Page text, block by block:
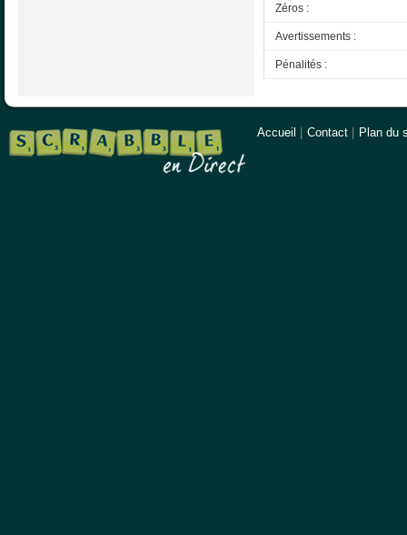
Zéros :
Avertissements :
Pénalités :
Accueil Contact Plan du